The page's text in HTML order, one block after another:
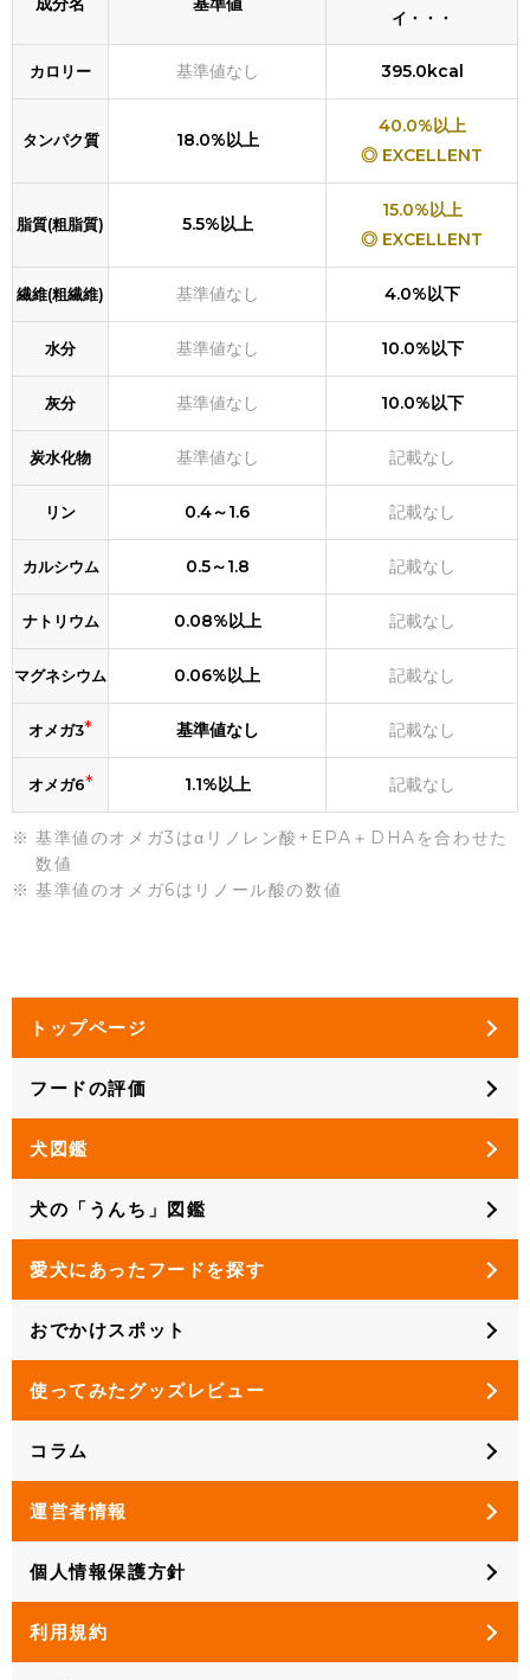
イ・・・
カロリー 基準値なし 395.0kcal
タンパク質 18.0%以上
40.0%以上
◎ EXCELLENT
脂質(粗脂質) 5.5%以上
15.0%以上
◎ EXCELLENT
繊維(粗繊維) 基準値なし 4.0%以下
水分 基準値なし 10.0%以下
灰分 基準値なし 10.0%以下
炭水化物 基準値なし 記載なし
リン 0.4～1.6 記載なし
カルシウム 0.5～1.8 記載なし
ナトリウム 0.08%以上 記載なし
マグネシウム 0.06%以上 記載なし
オメガ3* 基準値なし 記載なし
オメガ6* 1.1%以上 記載なし
基準値のオメガ3はαリノレン酸+EPA＋DHAを合わせた
数値
基準値のオメガ6はリノール酸の数値
トップページ
フードの評価
犬図鑑
犬の「うんち」図鑑
愛犬にあったフードを探す
おでかけスポット
使ってみたグッズレビュー
コラム
運営者情報
個人情報保護方針
利用規約